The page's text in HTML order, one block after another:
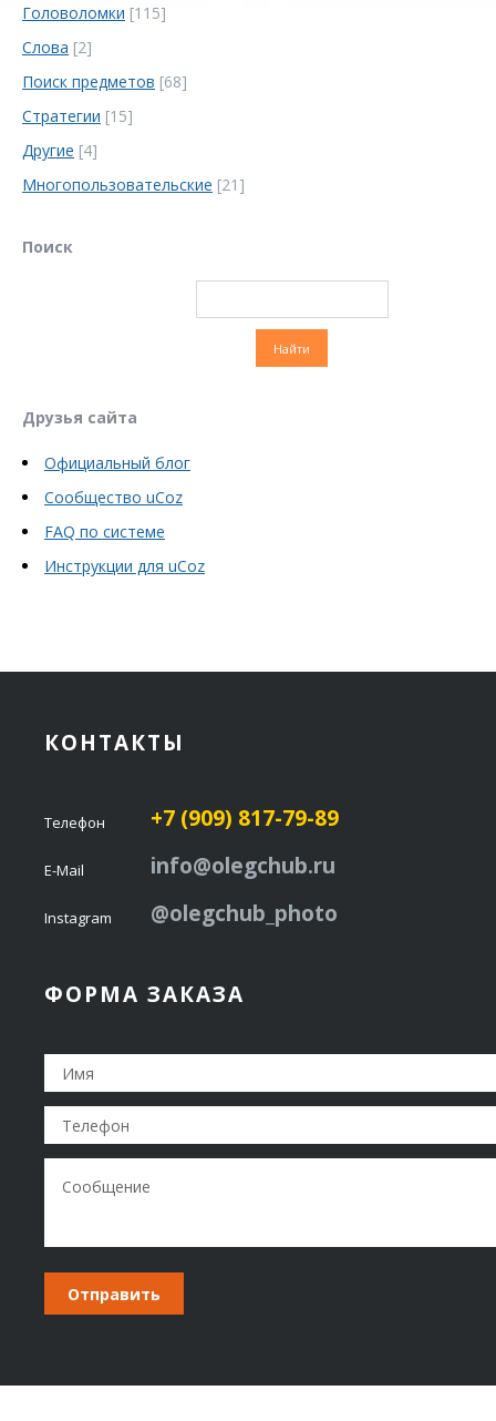
Головоломки [115]
Слова [2]
Поиск предметов [68]
Стратегии [15]
Другие [4]
Многопользовательские [21]
Поиск
Друзья сайта
Официальный блог
Сообщество uCoz
FAQ по системе
Инструкции для uCoz
КОНТАКТЫ
Телефон +7 (909) 817-79-89
E-Mail info@olegchub.ru
Instagram @olegchub_photo
ФОРМА ЗАКАЗА